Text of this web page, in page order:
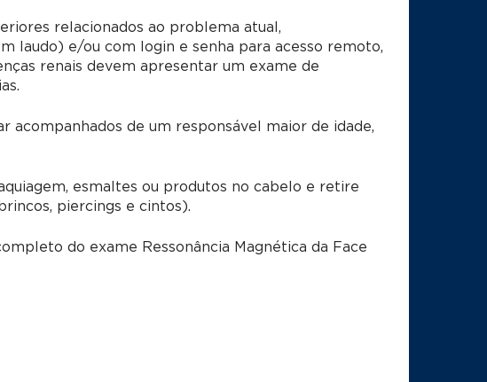
relacionados ao problema atual,
laudo) e/ou com login e senha para acesso remoto,
renais devem apresentar um exame de
acompanhados de um responsável maior de idade,
esmaltes ou produtos no cabelo e retire
piercings e cintos).
do exame Ressonância Magnética da Face